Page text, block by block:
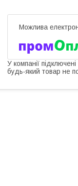
У компанії
будь-який товар не